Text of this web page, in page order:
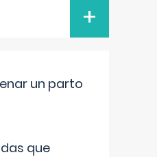
+
un parto
que